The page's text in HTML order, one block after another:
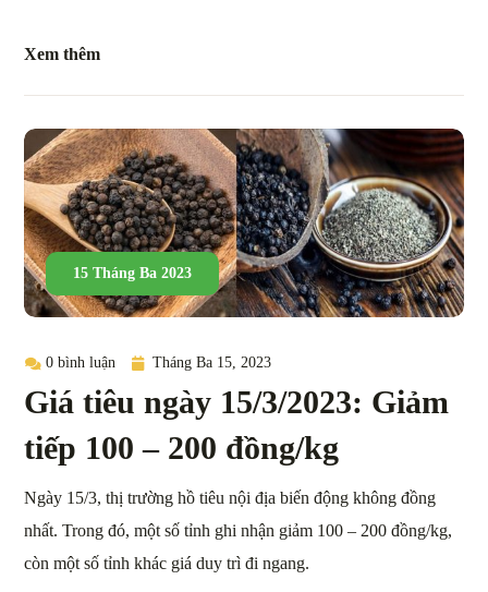
Xem thêm
15 Tháng Ba 2023
0 bình luận Tháng Ba 15, 2023
Giá tiêu ngày 15/3/2023: Giảm
tiếp 100 – 200 đồng/kg
Ngày 15/3, thị trường hồ tiêu nội địa biến động không đồng
nhất. Trong đó, một số tỉnh ghi nhận giảm 100 – 200 đồng/kg,
còn một số tỉnh khác giá duy trì đi ngang.